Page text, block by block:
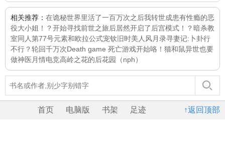
相关推荐： 在诡秘世界里活了一百万次之后我转世成患有性瘾的恶
役大小姐！？开始寻找前世之旅后居然开启了后宫模式！？暗杀教
室同人第77号元素和欧拉公式宠钦 旧时美人风月录寻妻记:卜卦行
不行？轮回千万次Death game 死亡游戏开始咯！ 猫和鼠异世也要
做神医 月情电竞高岭之花的后花园（nph）
↑返回顶部
首页 电脑版 书架 足迹